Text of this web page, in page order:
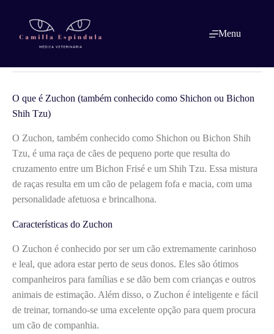
conteúdo
Menu
O que é: Zuchon (também conhecido
como Shichon ou Bichon Shih Tzu)
O que é Zuchon (também conhecido como Shichon ou Bichon
Shih Tzu)
O Zuchon, também conhecido como Shichon ou Bichon Shih
Tzu, é uma raça de cães de pequeno porte que resulta do
cruzamento entre um Bichon Frisé e um Shih Tzu. Essa mistura
de raças resulta em um cão de pelagem fofa e macia, com uma
personalidade afetuosa e brincalhona.
Características do Zuchon
O Zuchon é conhecido por ser um cão extremamente carinhoso
e leal, que adora estar perto de seus donos. Eles são ótimos
companheiros para famílias e se dão bem com crianças e outros
animais de estimação. Além disso, o Zuchon é inteligente e fácil
de treinar, tornando-se uma excelente opção para quem procura
um cão de companhia.